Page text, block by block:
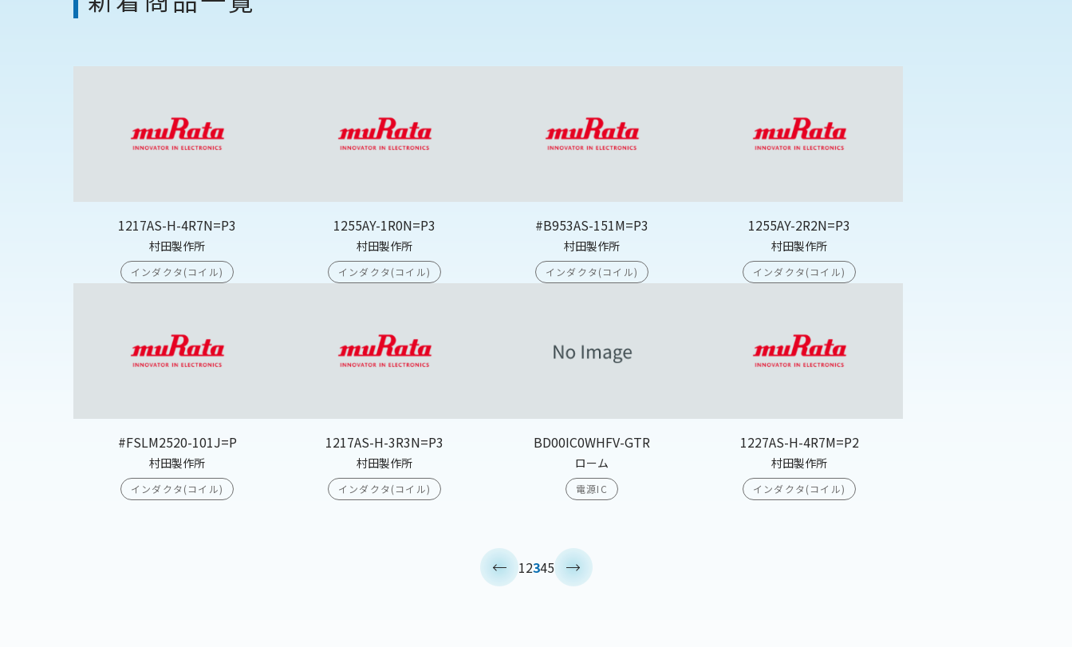
1217AS-H-4R7N=P3
村田製作所
インダクタ(コイル)
1255AY-1R0N=P3
村田製作所
インダクタ(コイル)
#B953AS-151M=P3
村田製作所
インダクタ(コイル)
1255AY-2R2N=P3
村田製作所
インダクタ(コイル)
#FSLM2520-101J=P
村田製作所
インダクタ(コイル)
1217AS-H-3R3N=P3
村田製作所
インダクタ(コイル)
BD00IC0WHFV-GTR
ローム
電源IC
1227AS-H-4R7M=P2
村田製作所
インダクタ(コイル)
12345